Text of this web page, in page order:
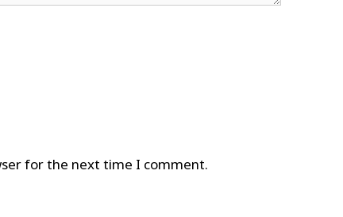
for the next time I comment.